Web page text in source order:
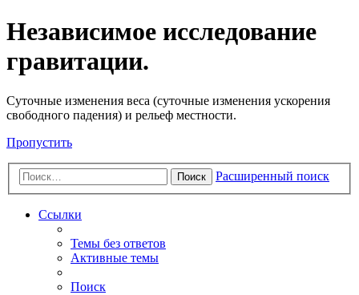
Независимое исследование
гравитации.
Cуточные изменения веса (суточные изменения ускорения
свободного падения) и рельеф местности.
Пропустить
Поиск Расширенный поиск
Ссылки
Темы без ответов
Активные темы
Поиск